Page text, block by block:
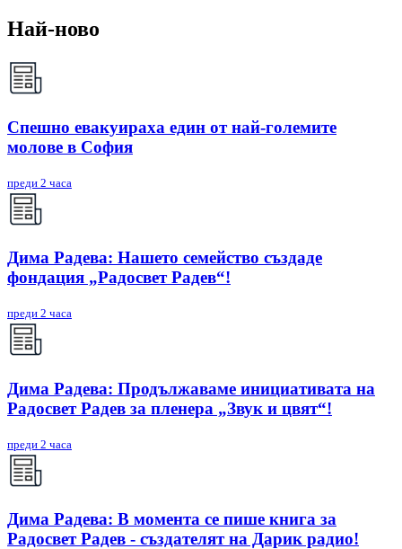
Най-ново
Спешно евакуираха един от най-големите
молове в София
преди 2 часа
Дима Радева: Нашето семейство създаде
фондация „Радосвет Радев“!
преди 2 часа
Дима Радева: Продължаваме инициативата на
Радосвет Радев за пленера „Звук и цвят“!
преди 2 часа
Дима Радева: В момента се пише книга за
Радосвет Радев - създателят на Дарик радио!